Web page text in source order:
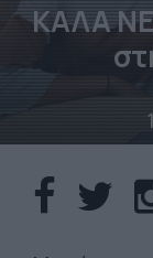
ΚΑΛΑ